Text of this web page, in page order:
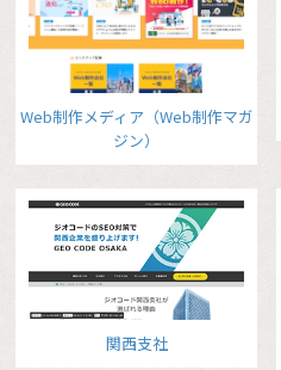
Web制作メディア（Web制作マガ
ジン）
関西支社